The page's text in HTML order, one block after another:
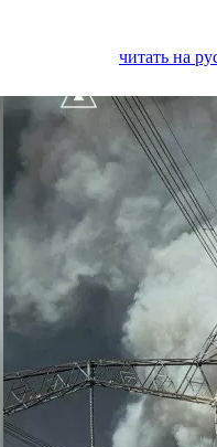
читать на